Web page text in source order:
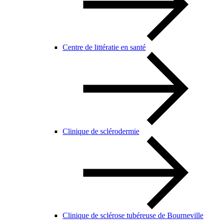
Centre de littératie en santé
Clinique de sclérodermie
Clinique de sclérose tubéreuse de Bourneville